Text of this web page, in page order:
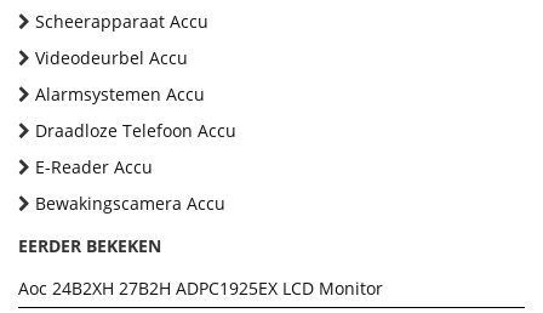
Scheerapparaat Accu
Videodeurbel Accu
Alarmsystemen Accu
Draadloze Telefoon Accu
E-Reader Accu
Bewakingscamera Accu
EERDER BEKEKEN
Aoc 24B2XH 27B2H ADPC1925EX LCD Monitor